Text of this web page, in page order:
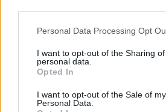
Please note that this website/app
not limited to your visit or usage
grant or deny consent to Google and
use your data for below specified
consent section.
Personal Data Processing Opt
I want to opt-out of the Sharing
personal data.
Opted In
I want to opt-out of the Sale of my
Personal Data.
προβλεπόμενες αθλητικές
αθλητική περιβολή
υποψηφίων αποτελεί
επιλογή και ευθύνη.